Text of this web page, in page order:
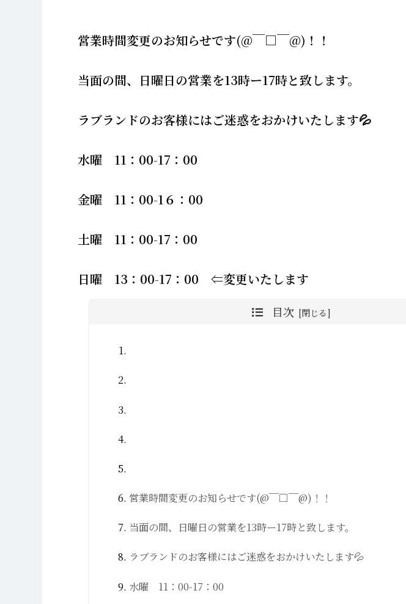
営業時間変更のお知らせです(@￣□￣@)！！
当面の間、日曜日の営業を13時ー17時と致します。
ラブランドのお客様にはご迷惑をおかけいたします💦
水曜 11：00-17：00
金曜 11：00-1６：00
土曜 11：00-17：00
日曜 13：00-17：00 ⇐変更いたします
目次
営業時間変更のお知らせです(@￣□￣@)！！
当面の間、日曜日の営業を13時ー17時と致します。
ラブランドのお客様にはご迷惑をおかけいたします💦
水曜 11：00-17：00